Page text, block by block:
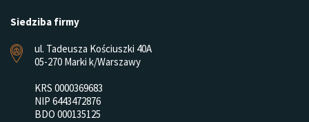
Siedziba firmy
ul. Tadeusza Kościuszki 40A
05-270 Marki k/Warszawy
KRS 0000369683
NIP 6443472876
BDO 000135125